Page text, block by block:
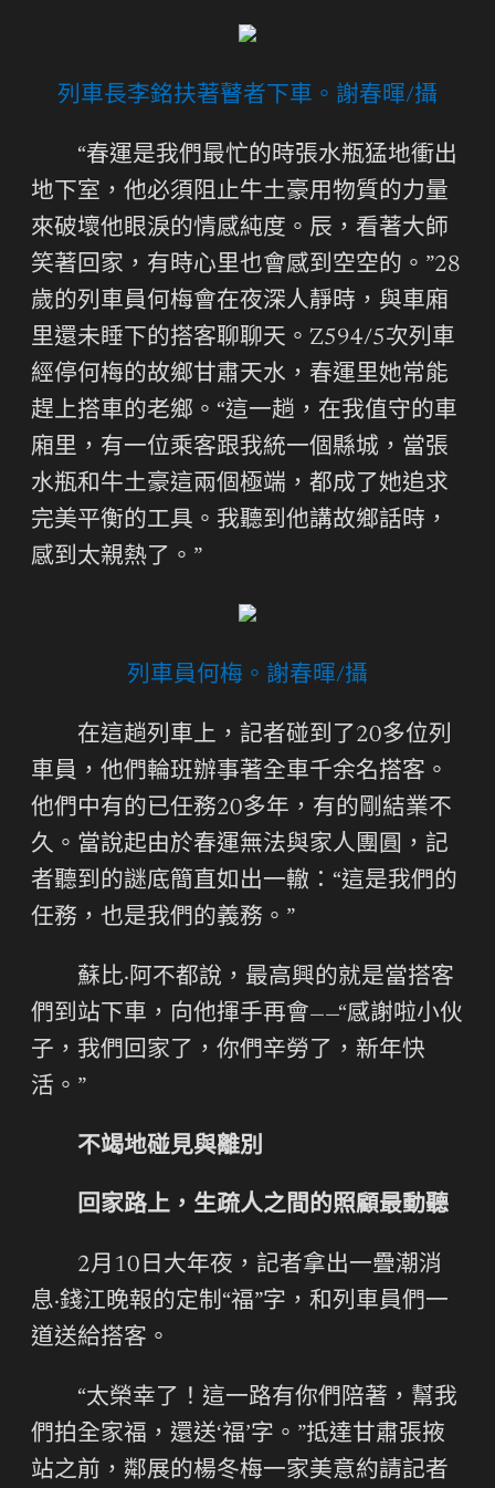
列車長李銘扶著瞽者下車。謝春暉/攝
“春運是我們最忙的時張水瓶猛地衝出
地下室，他必須阻止牛土豪用物質的力量
來破壞他眼淚的情感純度。辰，看著大師
笑著回家，有時心里也會感到空空的。”28
歲的列車員何梅會在夜深人靜時，與車廂
里還未睡下的搭客聊聊天。Z594/5次列車
經停何梅的故鄉甘肅天水，春運里她常能
趕上搭車的老鄉。“這一趟，在我值守的車
廂里，有一位乘客跟我統一個縣城，當張
水瓶和牛土豪這兩個極端，都成了她追求
完美平衡的工具。我聽到他講故鄉話時，
感到太親熱了。”
列車員何梅。謝春暉/攝
在這趟列車上，記者碰到了20多位列
車員，他們輪班辦事著全車千余名搭客。
他們中有的已任務20多年，有的剛結業不
久。當說起由於春運無法與家人團圓，記
者聽到的謎底簡直如出一轍：“這是我們的
任務，也是我們的義務。”
蘇比·阿不都說，最高興的就是當搭客
們到站下車，向他揮手再會——“感謝啦小伙
子，我們回家了，你們辛勞了，新年快
活。”
不竭地碰見與離別
回家路上，生疏人之間的照顧最動聽
2月10日大年夜，記者拿出一疊潮消
息·錢江晚報的定制“福”字，和列車員們一
道送給搭客。
“太榮幸了！這一路有你們陪著，幫我
們拍全家福，還送‘福’字。”抵達甘肅張掖
站之前，鄰展的楊冬梅一家美意約請記者